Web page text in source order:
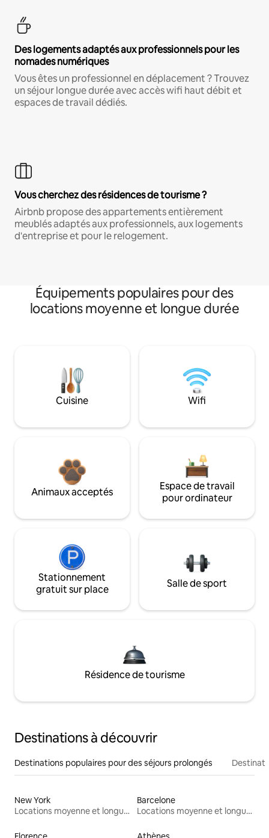
Des logements adaptés aux professionnels pour les
nomades numériques
Vous êtes un professionnel en déplacement ? Trouvez
un séjour longue durée avec accès wifi haut débit et
espaces de travail dédiés.
Vous cherchez des résidences de tourisme ?
Airbnb propose des appartements entièrement
meublés adaptés aux professionnels, aux logements
d'entreprise et pour le relogement.
Équipements populaires pour des
locations moyenne et longue durée
Cuisine Wifi
Animaux acceptés
Espace de travail
pour ordinateur
Stationnement
gratuit sur place
Salle de sport
Résidence de tourisme
Destinations à découvrir
Destinations populaires pour des séjours prolongés
New York
Locations moyenne et longue durée
Barcelone
Locations moyenne et longue durée